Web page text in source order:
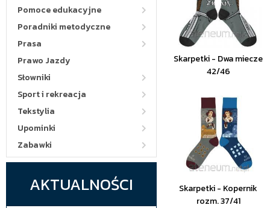
Pomoce edukacyjne
Poradniki metodyczne
Prasa
Prawo Jazdy
Słowniki
Sport i rekreacja
Tekstylia
Upominki
Zabawki
AKTUALNOŚCI
Skarpetki - Dwa miecze
42/46
Skarpetki - Kopernik
rozm. 37/41